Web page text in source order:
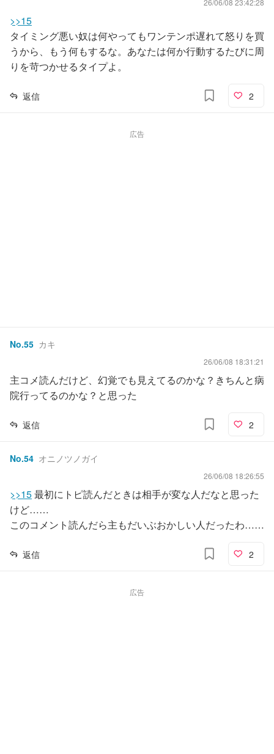
26/06/08 23:42:28
>>15
タイミング悪い奴は何やってもワンテンポ遅れて怒りを買
うから、もう何もするな。あなたは何か行動するたびに周
りを苛つかせるタイプよ。
返信 2
広告
No.55 カキ
26/06/08 18:31:21
主コメ読んだけど、幻覚でも見えてるのかな？きちんと病
院行ってるのかな？と思った
返信 2
No.54 オニノツノガイ
26/06/08 18:26:55
>>15最初にトピ読んだときは相手が変な人だなと思った
けど……
このコメント読んだら主もだいぶおかしい人だったわ……
返信 2
広告